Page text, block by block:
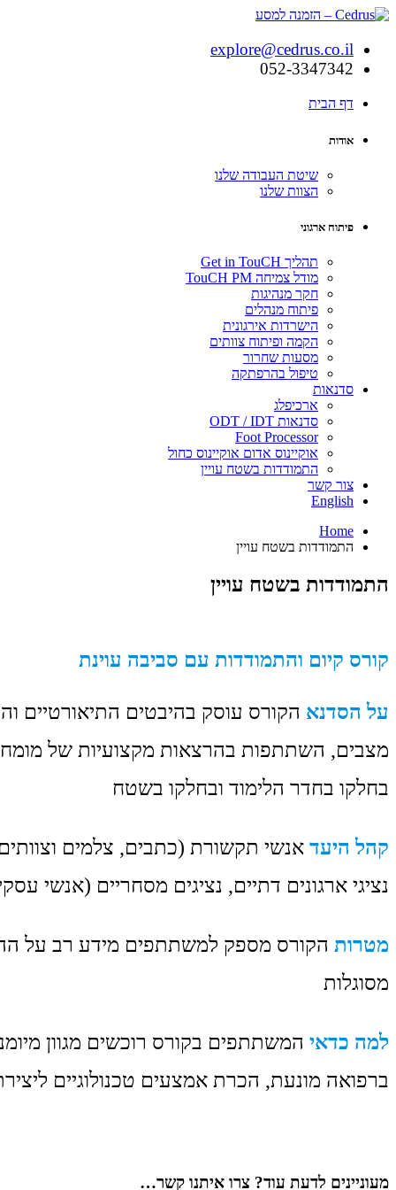
explore@cedrus.co.il
052-3347342
דף הבית
אודות
שיטת העבודה שלנו
הצוות שלנו
פיתוח ארגוני
תהליך Get in TouCH
מודל צמיחה TouCH PM
חקר מנהיגות
פיתוח מנהלים
הישרדות אירגונית
הקמה ופיתוח צוותים
מסעות שחרור
טיפול בהרפתקה
סדנאות
ארכיפלג
סדנאות ODT / IDT
Foot Processor
אוקיינוס אדום אוקיינוס כחול
התמודדות בשטח עויין
צור קשר
English
Home
התמודדות בשטח עויין
התמודדות בשטח עויין
קורס קיום והתמודדות עם סביבה עוינת
על הסדנא הקורס עוסק בהיבטים התיאורטיים
מצבים, השתתפות בהרצאות מקצועיות של
בחלקו בחדר הלימוד ובחלקו בשטח
קהל היעד אנשי תקשורת (כתבים, צלמים וצוותים
נציגי ארגונים דתיים, נציגים מסחריים (אנשי
מטרות הקורס מספק למשתתפים מידע רב על
מסוגלות
למה כדאי המשתתפים בקורס רוכשים מגוון
ברפואה מונעת, הכרת אמצעים טכנולוגיים
מעוניינים לדעת עוד? צרו איתנו קשר…